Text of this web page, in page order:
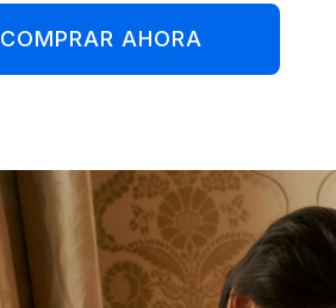
COMPRAR AHORA